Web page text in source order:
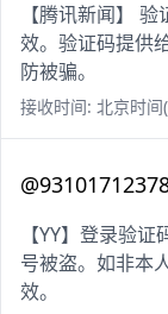
【腾讯新闻】
效。验证码提供
防被骗。
接收时间: 北京时
【YY】登录验
号被盗。如非本
效。